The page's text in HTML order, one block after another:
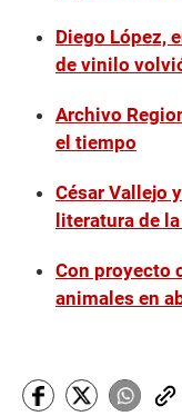
Diego López,
de vinilo
Archivo
el tiempo
César Vallejo
literatura de
Con proyecto
animales en